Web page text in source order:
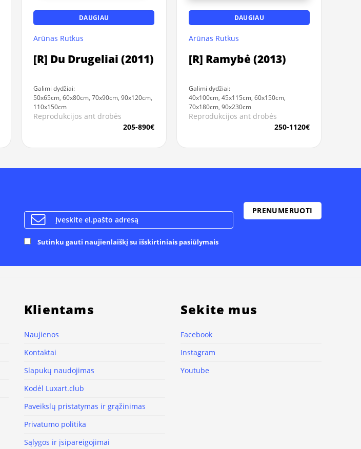
DAUGIAU
Arūnas Rutkus
[R] Du Drugeliai (2011)
Galimi dydžiai:
50x65cm, 60x80cm, 70x90cm, 90x120cm,
110x150cm
Reprodukcijos ant drobės
205-890€
DAUGIAU
Arūnas Rutkus
[R] Ramybė (2013)
Galimi dydžiai:
40x100cm, 45x115cm, 60x150cm,
70x180cm, 90x230cm
Reprodukcijos ant drobės
250-1120€
Sutinku gauti naujienlaiškį su išskirtiniais pasiūlymais
Klientams
Naujienos
Kontaktai
Slapukų naudojimas
Kodėl Luxart.club
Paveikslų pristatymas ir grąžinimas
Privatumo politika
Sąlygos ir įsipareigojimai
Sekite mus
Facebook
Instagram
Youtube